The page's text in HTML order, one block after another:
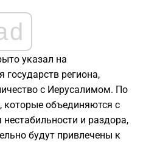
указал на
государств региона,
с Иерусалимом. По
которые объединяются с
и раздора,
будут привлечены к